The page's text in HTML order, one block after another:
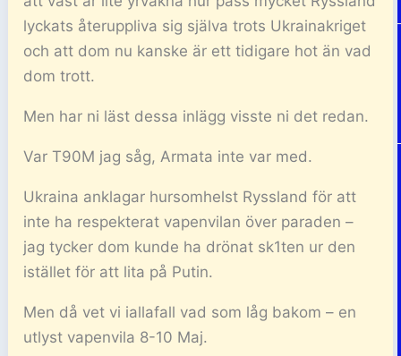
lyckats återuppliva sig själva trots Ukrainakriget
och att dom nu kanske är ett tidigare hot än vad
dom trott.
Men har ni läst dessa inlägg visste ni det redan.
Var T90M jag såg, Armata inte var med.
Ukraina anklagar hursomhelst Ryssland för att
inte ha respekterat vapenvilan över paraden –
jag tycker dom kunde ha drönat sk1ten ur den
istället för att lita på Putin.
Men då vet vi iallafall vad som låg bakom – en
utlyst vapenvila 8-10 Maj.